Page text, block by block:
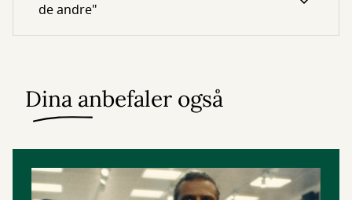
de andre"
Dina anbefaler også